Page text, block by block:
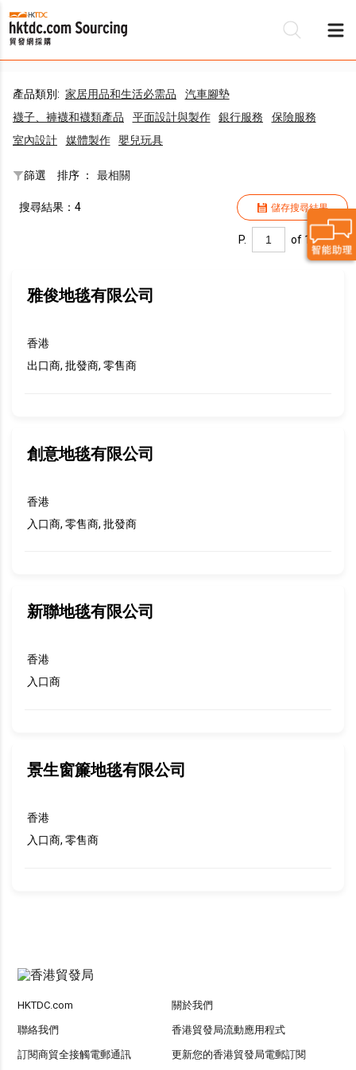
產品類別: 家居用品和生活必需品
汽車腳墊
襪子、褲襪和襪類產品
平面設計與製作 銀行服務
保險服務
室內設計
媒體製作 嬰兒玩具
篩選 排序 ： 最相關
儲存搜尋結果
搜尋結果：4
P. of 1
雅俊地毯有限公司
香港
出口商, 批發商, 零售商
創意地毯有限公司
香港
入口商, 零售商, 批發商
新聯地毯有限公司
香港
入口商
景生窗簾地毯有限公司
香港
入口商, 零售商
HKTDC.com 關於我們
聯絡我們 香港貿發局流動應用程式
訂閱商貿全接觸電郵通訊 更新您的香港貿發局電郵訂閱